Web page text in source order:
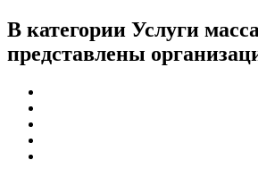
В категории Услуги
представлены